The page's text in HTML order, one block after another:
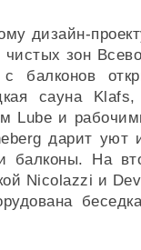
дизайн-
зон
сауна
Lube и
дарит
балконы. На
Nicolazzi и